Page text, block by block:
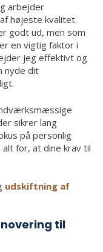
arbejder
højeste kvalitet.
godt ud, men som
en vigtig faktor i
jeg effektivt og
nyde dit
sikrer lang
på personlig
for, at dine krav til
udskiftning af
til